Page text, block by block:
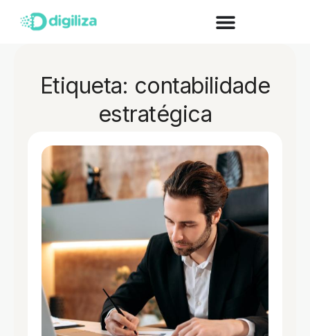
Etiqueta: contabilidade
estratégica